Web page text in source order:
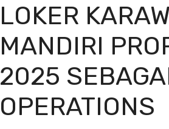
LOKER
MANDIRI
2025
OPERATIONS